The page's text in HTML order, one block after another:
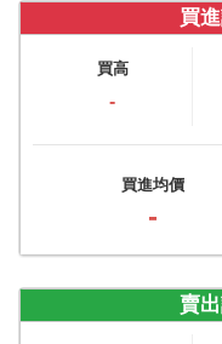
買
買高
-
買進均價
-
賣